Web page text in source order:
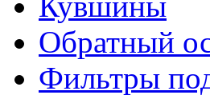
Обратный
Фильтры